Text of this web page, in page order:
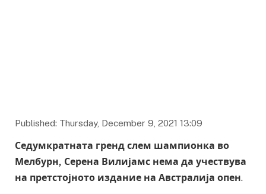
Published: Thursday, December 9, 2021 13:09
Седумкратната гренд слем шампионка во
Мелбурн, Серена Вилијамс нема да учествува
на претстојното издание на Австралија опен.